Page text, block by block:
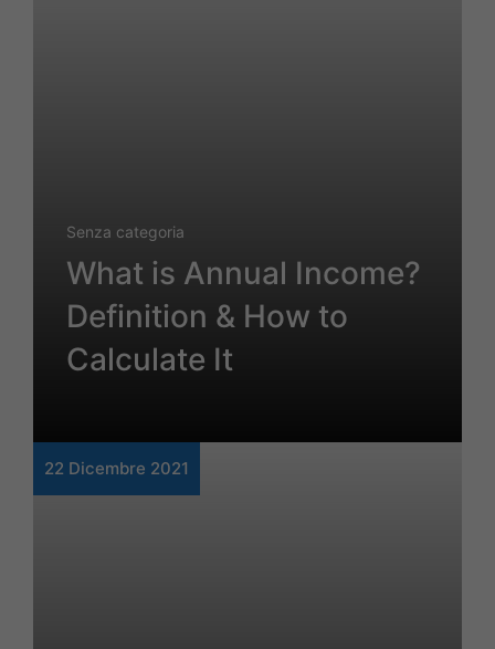
Senza categoria
What is Annual Income?
Definition & How to
Calculate It
22 Dicembre 2021